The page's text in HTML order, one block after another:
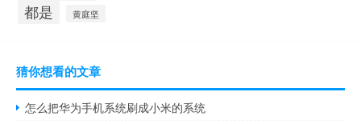
都是 黄庭坚
猜你想看的文章
怎么把华为手机系统刷成小米的系统